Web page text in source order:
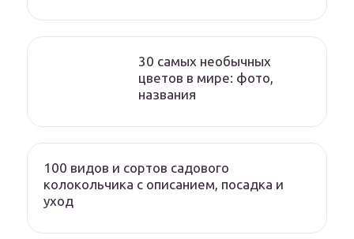
30 самых необычных
цветов в мире: фото,
названия
100 видов и сортов садового
колокольчика с описанием, посадка и
уход